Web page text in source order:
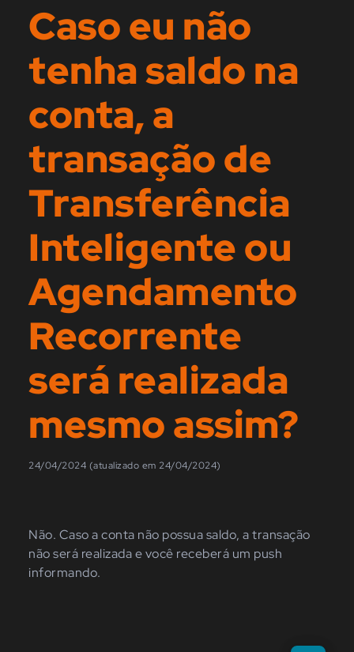
Caso eu não
tenha saldo na
conta, a
transação de
Transferência
Inteligente ou
Agendamento
Recorrente
será realizada
mesmo assim?
24/04/2024 (atualizado em 24/04/2024)
Não. Caso a conta não possua saldo, a transação
não será realizada e você receberá um push
informando.